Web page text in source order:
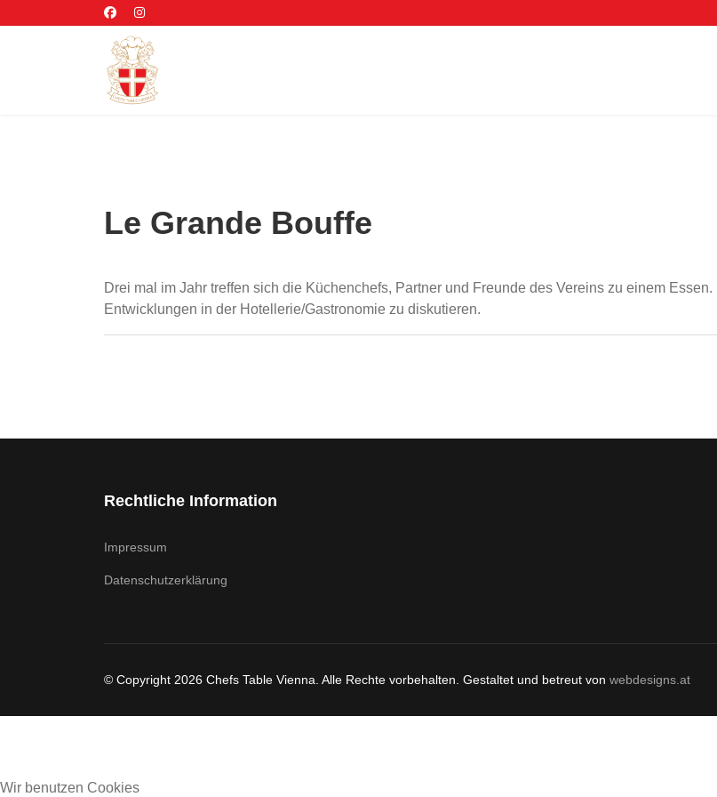
Le Grande Bouffe
Drei mal im Jahr treffen sich die Küchenchefs, Partner und Freunde des Vereins zu einem
Entwicklungen in der Hotellerie/Gastronomie zu diskutieren.
Rechtliche Information
Impressum
Datenschutzerklärung
© Copyright 2026 Chefs Table Vienna. Alle Rechte vorbehalten. Gestaltet und betreut von webdesigns.at
Wir benutzen Cookies